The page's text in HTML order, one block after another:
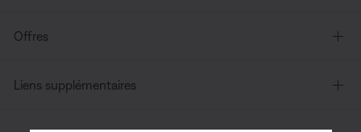
Offres
Liens supplémentaires